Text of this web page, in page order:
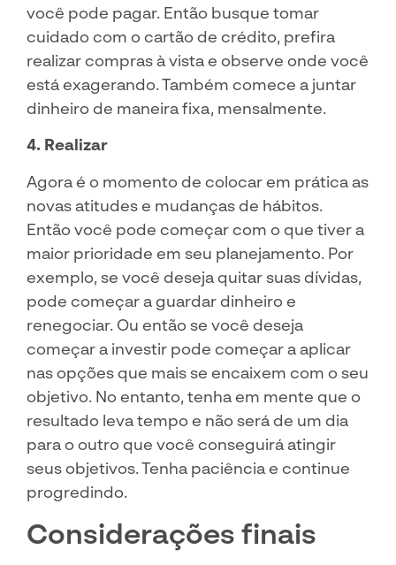
você pode pagar. Então busque tomar
cuidado com o cartão de crédito, prefira
realizar compras à vista e observe onde você
está exagerando. Também comece a juntar
dinheiro de maneira fixa, mensalmente.
4. Realizar
Agora é o momento de colocar em prática as
novas atitudes e mudanças de hábitos.
Então você pode começar com o que tiver a
maior prioridade em seu planejamento. Por
exemplo, se você deseja quitar suas dívidas,
pode começar a guardar dinheiro e
renegociar. Ou então se você deseja
começar a investir pode começar a aplicar
nas opções que mais se encaixem com o seu
objetivo. No entanto, tenha em mente que o
resultado leva tempo e não será de um dia
para o outro que você conseguirá atingir
seus objetivos. Tenha paciência e continue
progredindo.
Considerações finais